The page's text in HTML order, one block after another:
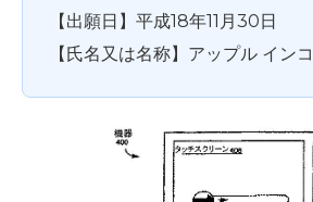
【出願日】平成18年11月30日
【氏名又は名称】アップル イン